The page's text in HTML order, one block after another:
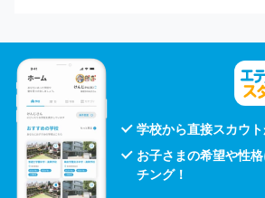
学校から直接スカウト
お子さまの希望や性
チング！